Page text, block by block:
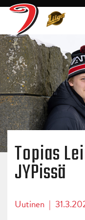
Topias
JYPissä
Uutinen |